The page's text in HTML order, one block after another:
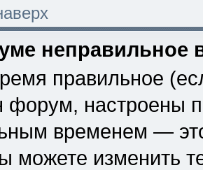
неправильное
правильное
настроены
временем —
можете изменить